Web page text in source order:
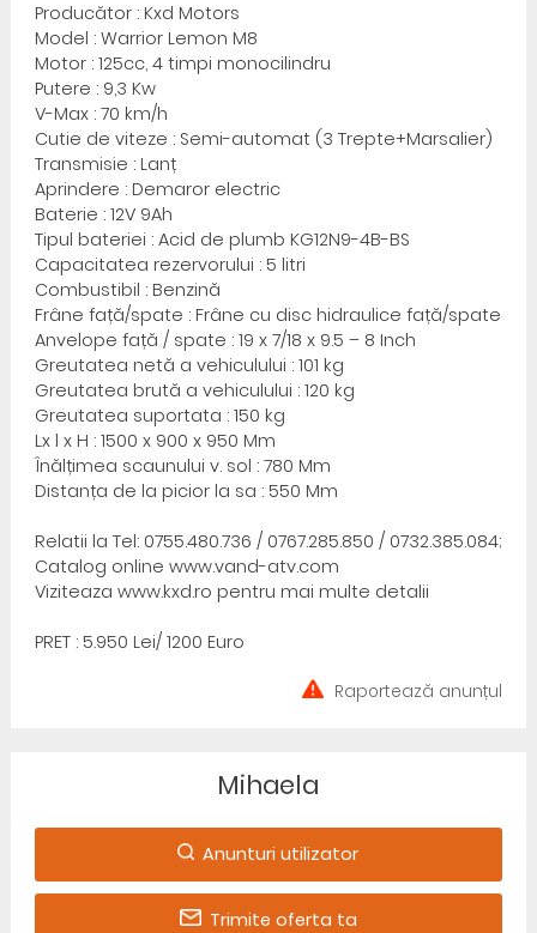
Producător : Kxd Motors
Model : Warrior Lemon M8
Motor : 125cc, 4 timpi monocilindru
Putere : 9,3 Kw
V-Max : 70 km/h
Cutie de viteze : Semi-automat (3 Trepte+Marsalier)
Transmisie : Lanț
Aprindere : Demaror electric
Baterie : 12V 9Ah
Tipul bateriei : Acid de plumb KG12N9-4B-BS
Capacitatea rezervorului : 5 litri
Combustibil : Benzină
Frâne față/spate : Frâne cu disc hidraulice față/spate
Anvelope față / spate : 19 x 7/18 x 9.5 – 8 Inch
Greutatea netă a vehiculului : 101 kg
Greutatea brută a vehiculului : 120 kg
Greutatea suportata : 150 kg
Lx l x H : 1500 x 900 x 950 Mm
Înălțimea scaunului v. sol : 780 Mm
Distanța de la picior la sa : 550 Mm
Relatii la Tel: 0755.480.736 / 0767.285.850 / 0732.385.084;
Catalog online www.vand-atv.com
Viziteaza www.kxd.ro pentru mai multe detalii
PRET : 5.950 Lei/ 1200 Euro
Raportează anunțul
Mihaela
Anunturi utilizator
Trimite oferta ta